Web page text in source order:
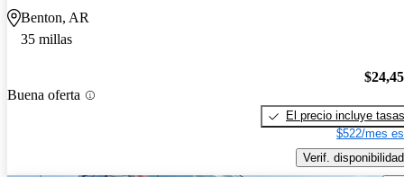
Benton, AR
35 millas
Buena oferta
El precio incluye tasas
$522/mes
Verif. disponibilidad